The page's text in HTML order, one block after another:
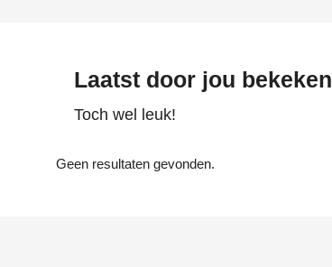
Laatst door jou bekeken
Toch wel leuk!
Geen resultaten gevonden.